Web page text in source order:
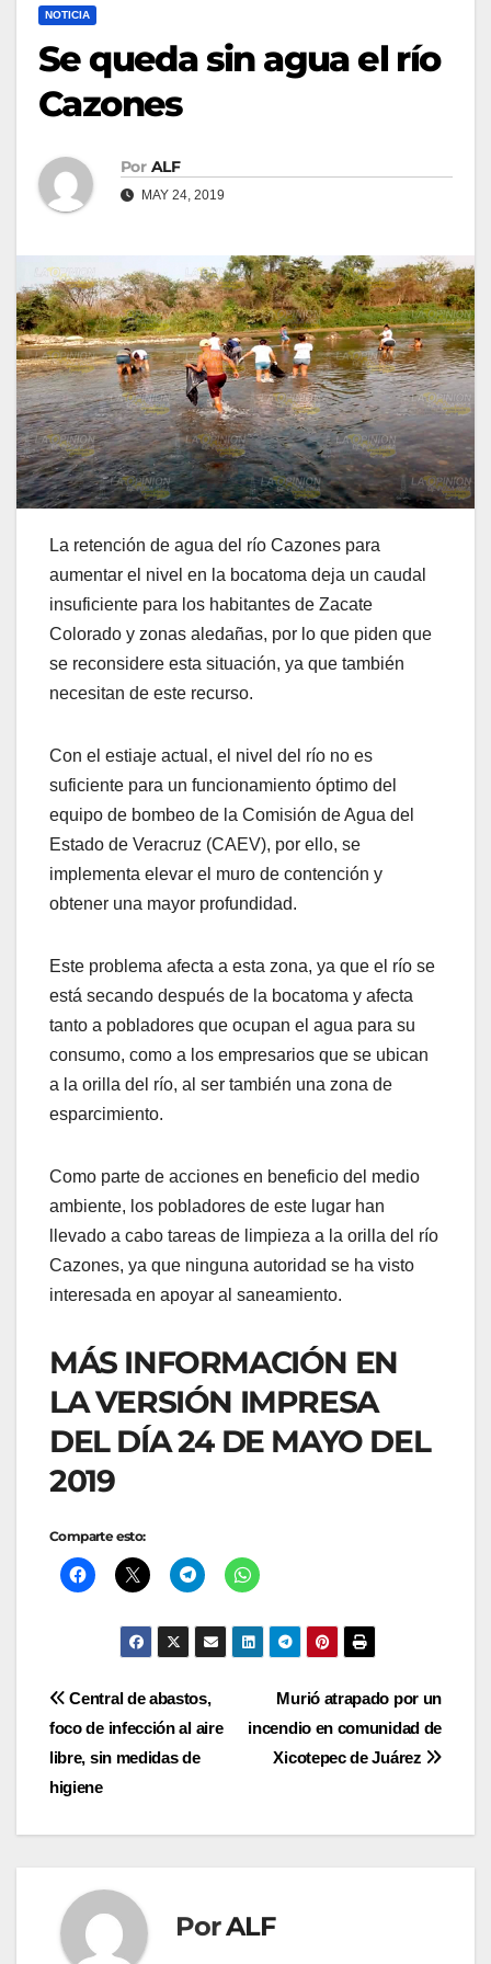
NOTICIA
Se queda sin agua el río
Cazones
Por ALF
MAY 24, 2019
La retención de agua del río Cazones para
aumentar el nivel en la bocatoma deja un caudal
insuficiente para los habitantes de Zacate
Colorado y zonas aledañas, por lo que piden que
se reconsidere esta situación, ya que también
necesitan de este recurso.
Con el estiaje actual, el nivel del río no es
suficiente para un funcionamiento óptimo del
equipo de bombeo de la Comisión de Agua del
Estado de Veracruz (CAEV), por ello, se
implementa elevar el muro de contención y
obtener una mayor profundidad.
Este problema afecta a esta zona, ya que el río se
está secando después de la bocatoma y afecta
tanto a pobladores que ocupan el agua para su
consumo, como a los empresarios que se ubican
a la orilla del río, al ser también una zona de
esparcimiento.
Como parte de acciones en beneficio del medio
ambiente, los pobladores de este lugar han
llevado a cabo tareas de limpieza a la orilla del río
Cazones, ya que ninguna autoridad se ha visto
interesada en apoyar al saneamiento.
MÁS INFORMACIÓN EN
LA VERSIÓN IMPRESA
DEL DÍA 24 DE MAYO DEL
2019
Comparte esto:
Navegación
de
entradas
Murió atrapado por un
incendio en comunidad de
Xicotepec de Juárez
Central de abastos,
foco de infección al aire
libre, sin medidas de
higiene
PorALF